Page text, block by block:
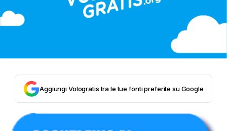
Aggiungi Vologratis tra le tue fonti preferite su Google